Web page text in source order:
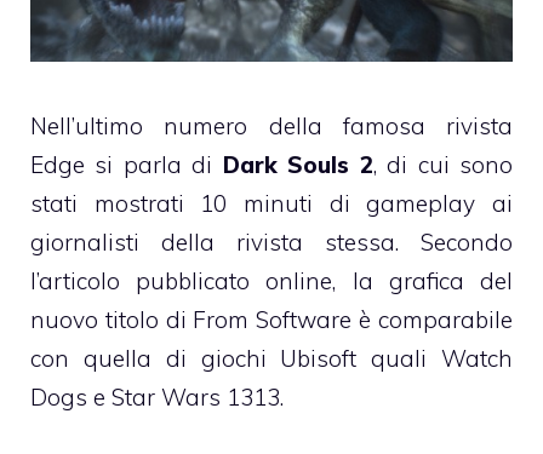
Nell’ultimo numero della famosa rivista
Edge si parla di Dark Souls 2, di cui sono
stati mostrati 10 minuti di gameplay ai
giornalisti della rivista stessa. Secondo
l’articolo pubblicato online, la grafica del
nuovo titolo di From Software è comparabile
con quella di giochi Ubisoft quali Watch
Dogs e Star Wars 1313.